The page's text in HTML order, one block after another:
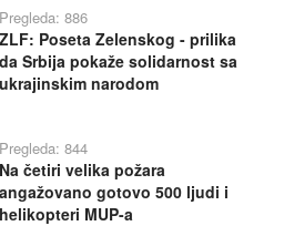
Pregleda: 886
ZLF: Poseta Zelenskog - prilika
da Srbija pokaže solidarnost sa
ukrajinskim narodom
Pregleda: 844
Na četiri velika požara
angažovano gotovo 500 ljudi i
helikopteri MUP-a